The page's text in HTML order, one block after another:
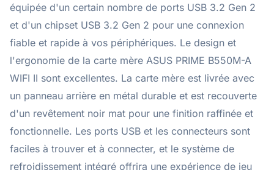
équipée d'un certain nombre de ports USB 3.2 Gen 2
et d'un chipset USB 3.2 Gen 2 pour une connexion
fiable et rapide à vos périphériques. Le design et
l'ergonomie de la carte mère ASUS PRIME B550M-A
WIFI II sont excellentes. La carte mère est livrée avec
un panneau arrière en métal durable et est recouverte
d'un revêtement noir mat pour une finition raffinée et
fonctionnelle. Les ports USB et les connecteurs sont
faciles à trouver et à connecter, et le système de
refroidissement intégré offrira une expérience de jeu